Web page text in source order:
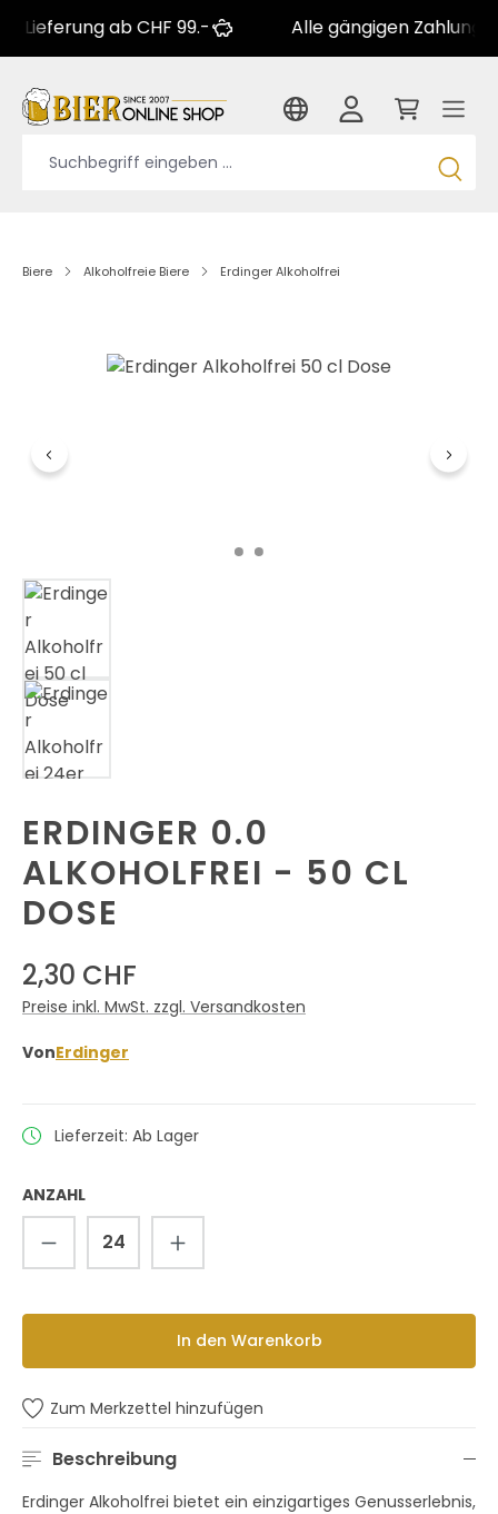
ab CHF 99.- Alle gängigen Zahlungsarten
Biere Alkoholfreie Biere Erdinger Alkoholfrei
ERDINGER 0.0
ALKOHOLFREI - 50 CL
DOSE
2,30 CHF
Preise inkl. MwSt. zzgl. Versandkosten
VonErdinger
Lieferzeit: Ab Lager
ANZAHL
Produkt Anzahl: Gib den
In den Warenkorb
Zum Merkzettel hinzufügen
Beschreibung
Erdinger Alkoholfrei bietet ein einzigartiges Genusserlebnis,